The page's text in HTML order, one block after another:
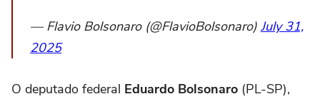
— Flavio Bolsonaro (@FlavioBolsonaro) July 31,
2025
O deputado federal Eduardo Bolsonaro (PL-SP),